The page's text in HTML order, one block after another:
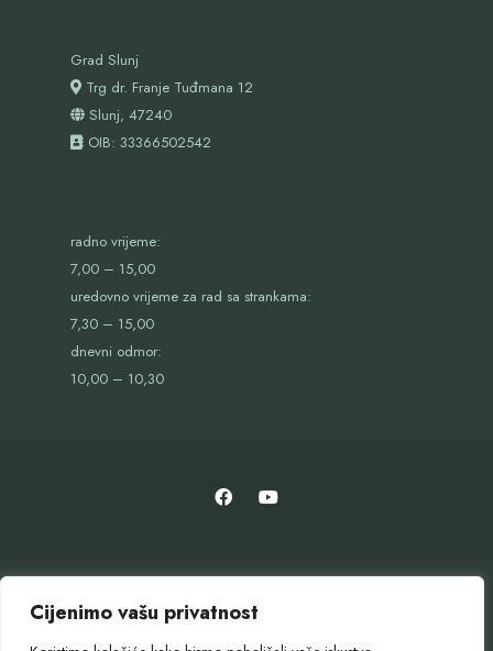
Cijenimo vašu privatnost
Grad Slunj
Trg dr. Franje Tuđmana 12
Slunj, 47240
OIB: 33366502542
radno vrijeme:
7,00 – 15,00
uredovno vrijeme za rad sa strankama:
7,30 – 15,00
dnevni odmor:
10,00 – 10,30